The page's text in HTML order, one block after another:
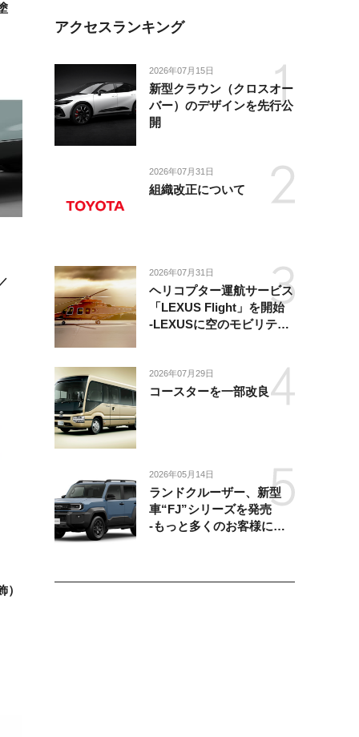
アクセスランキング
2026年07月15日
新型クラウン（クロスオー
バー）のデザインを先行公
開
2026年07月31日
組織改正について
2026年07月31日
ヘリコプター運航サービス
「LEXUS Flight」を開始
-LEXUSに空のモビリティ
2026年07月29日
コースターを一部改良
2026年05月14日
ランドクルーザー、新型
車“FJ”シリーズを発売
-もっと多くのお客様にラ